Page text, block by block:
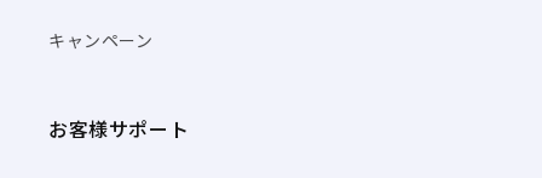
キャンペーン
お客様サポート